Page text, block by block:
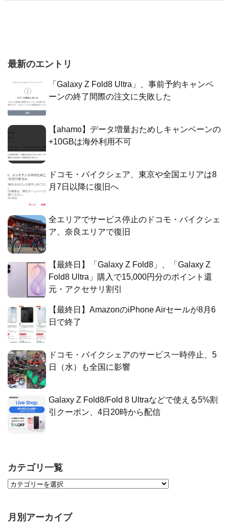
最新のエントリ
「Galaxy Z Fold8 Ultra」、事前予約キャンペ
ーンの終了間際の注文に失敗した
【ahamo】データ増量おためしキャンペーンの
+10GBは海外利用不可
ドコモ・バイクシェア、東京や全国エリアは8
月7日以降に復旧へ
全エリアでサービス停止のドコモ・バイクシェ
ア、奈良エリアで復旧
【最終日】「Galaxy Z Fold8」、「Galaxy Z
Fold8 Ultra」購入で15,000円分のポイント還
元・アクセサリ割引
【最終日】AmazonのiPhone Airセールが8月6
日で終了
ドコモ・バイクシェアのサービス一時停止、5
日（水）も全国に影響
Galaxy Z Fold8/Fold 8 Ultraなどで使える5%割
引クーポン、4日20時から配信
カテゴリ一覧
月別アーカイブ